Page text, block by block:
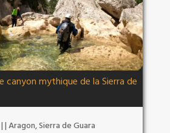
canyon mythique de la Sierra de
| | Aragon,Sierra de Guara